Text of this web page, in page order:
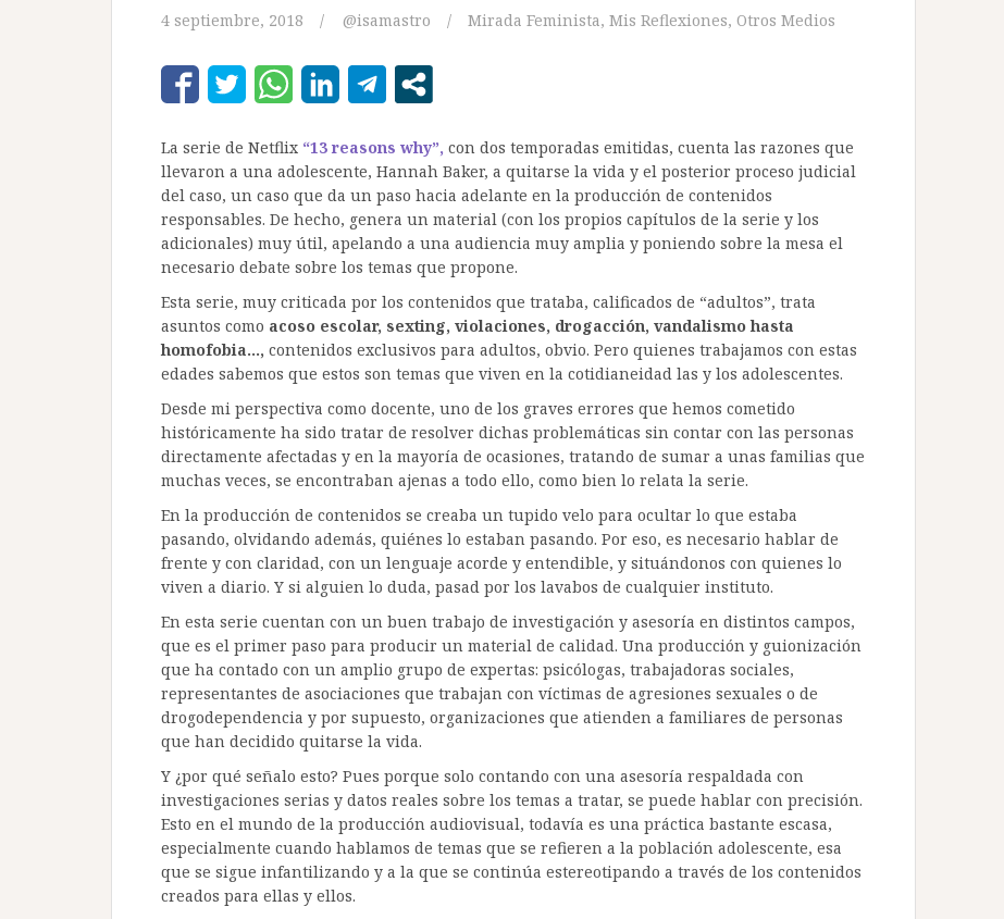
4 septiembre, 2018 @isamastro Mirada Feminista, Mis Reflexiones, Otros Medios
La serie de Netflix “13 reasons why”, con dos temporadas emitidas, cuenta las razones que
llevaron a una adolescente, Hannah Baker, a quitarse la vida y el posterior proceso judicial
del caso, un caso que da un paso hacia adelante en la producción de contenidos
responsables. De hecho, genera un material (con los propios capítulos de la serie y los
adicionales) muy útil, apelando a una audiencia muy amplia y poniendo sobre la mesa el
necesario debate sobre los temas que propone.
Esta serie, muy criticada por los contenidos que trataba, calificados de “adultos”, trata
asuntos como acoso escolar, sexting, violaciones, drogacción, vandalismo hasta
homofobia…, contenidos exclusivos para adultos, obvio. Pero quienes trabajamos con estas
edades sabemos que estos son temas que viven en la cotidianeidad las y los adolescentes.
Desde mi perspectiva como docente, uno de los graves errores que hemos cometido
históricamente ha sido tratar de resolver dichas problemáticas sin contar con las personas
directamente afectadas y en la mayoría de ocasiones, tratando de sumar a unas familias que
muchas veces, se encontraban ajenas a todo ello, como bien lo relata la serie.
En la producción de contenidos se creaba un tupido velo para ocultar lo que estaba
pasando, olvidando además, quiénes lo estaban pasando. Por eso, es necesario hablar de
frente y con claridad, con un lenguaje acorde y entendible, y situándonos con quienes lo
viven a diario. Y si alguien lo duda, pasad por los lavabos de cualquier instituto.
En esta serie cuentan con un buen trabajo de investigación y asesoría en distintos campos,
que es el primer paso para producir un material de calidad. Una producción y guionización
que ha contado con un amplio grupo de expertas: psicólogas, trabajadoras sociales,
representantes de asociaciones que trabajan con víctimas de agresiones sexuales o de
drogodependencia y por supuesto, organizaciones que atienden a familiares de personas
que han decidido quitarse la vida.
Y ¿por qué señalo esto? Pues porque solo contando con una asesoría respaldada con
investigaciones serias y datos reales sobre los temas a tratar, se puede hablar con precisión.
Esto en el mundo de la producción audiovisual, todavía es una práctica bastante escasa,
especialmente cuando hablamos de temas que se refieren a la población adolescente, esa
que se sigue infantilizando y a la que se continúa estereotipando a través de los contenidos
creados para ellas y ellos.